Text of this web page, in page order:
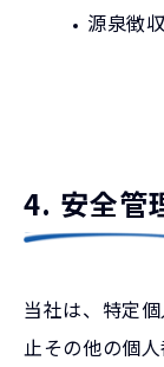
源泉徴
4. 安全管
当社は、特定
止その他の個